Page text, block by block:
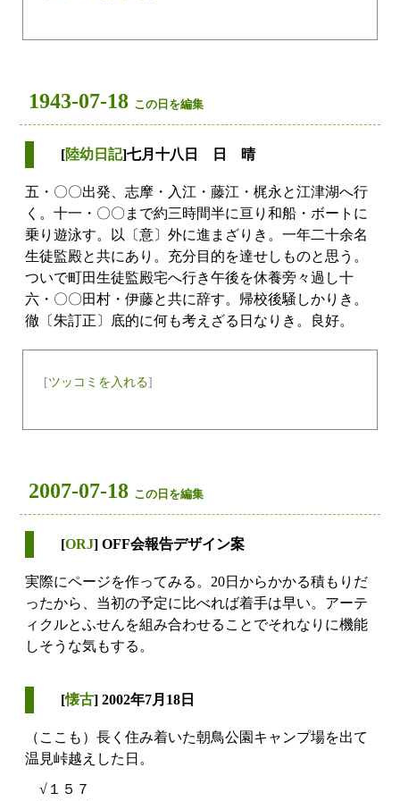
1943-07-18 この日を編集
[陸幼日記]七月十八日 日 晴
五・〇〇出発、志摩・入江・藤江・梶永と江津湖へ行
く。十一・〇〇まで約三時間半に亘り和船・ボートに
乗り遊泳す。以〔意〕外に進まざりき。一年二十余名
生徒監殿と共にあり。充分目的を達せしものと思う。
ついで町田生徒監殿宅へ行き午後を休養旁々過し十
六・〇〇田村・伊藤と共に辞す。帰校後騒しかりき。
徹〔朱訂正〕底的に何も考えざる日なりき。良好。
[ツッコミを入れる]
2007-07-18 この日を編集
[ORJ] OFF会報告デザイン案
実際にページを作ってみる。20日からかかる積もりだ
ったから、当初の予定に比べれば着手は早い。アーテ
ィクルとふせんを組み合わせることでそれなりに機能
しそうな気もする。
[懐古] 2002年7月18日
（ここも）長く住み着いた朝鳥公園キャンプ場を出て
温見峠越えした日。
√１５７